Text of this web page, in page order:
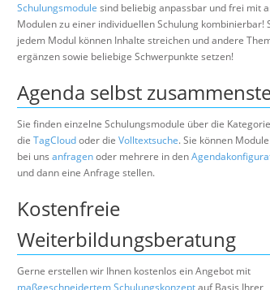
Schulungsmodule sind beliebig anpassbar und frei mit
Modulen zu einer individuellen Schulung kombinierbar!
jedem Modul können Inhalte streichen und andere
ergänzen sowie beliebige Schwerpunkte setzen!
Agenda selbst
Sie finden einzelne Schulungsmodule über die
die TagCloudoder die Volltextsuche. Sie können
bei uns anfragenoder mehrere in den
und dann eine Anfrage stellen.
Kostenfreie
Weiterbildungsberatung
Gerne erstellen wir Ihnen kostenlos ein Angebot mit
maßgeschneidertem Schulungskonzeptauf Basis Ihrer